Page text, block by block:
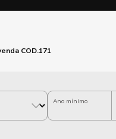
COD.171
Ano mínimo